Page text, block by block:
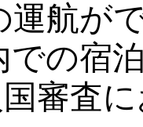
運航が
での宿
審査